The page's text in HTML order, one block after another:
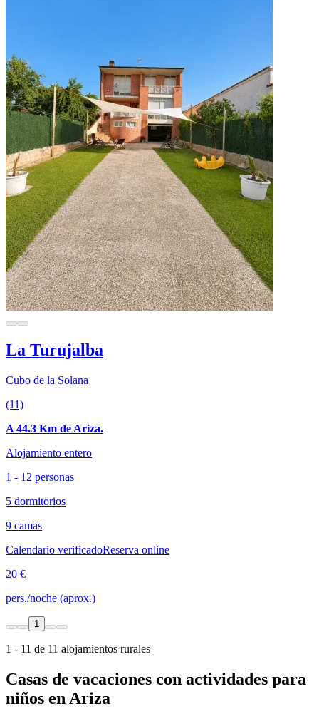
La Turujalba
Cubo de la Solana
(11)
A 44.3 Km de Ariza.
Alojamiento entero
1 - 12 personas
5 dormitorios
9 camas
Calendario verificadoReserva online
20 €
pers./noche (aprox.)
1
1 - 11 de 11 alojamientos rurales
Casas de vacaciones con actividades para
niños en Ariza